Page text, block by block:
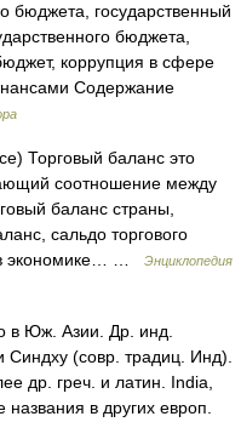
бюджета, государственный
бюджета,
коррупция в сфере
Содержание
Торговый баланс это
соотношение между
баланс страны,
сальдо торгового
в экономике… …
Энциклопедия
в Юж. Азии. Др. инд.
Синдху (совр. традиц. Инд).
др. греч. и латин. India,
в других европ.